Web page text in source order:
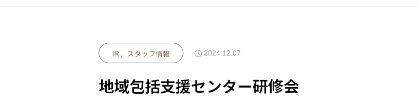
IR スタッフ情報 2024.12.07
地域包括支援センター研修会